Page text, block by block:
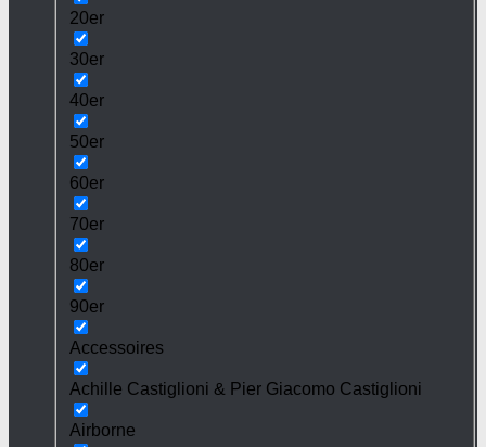
20er
30er
40er
50er
60er
70er
80er
90er
Accessoires
Achille Castiglioni & Pier Giacomo Castiglioni
Airborne